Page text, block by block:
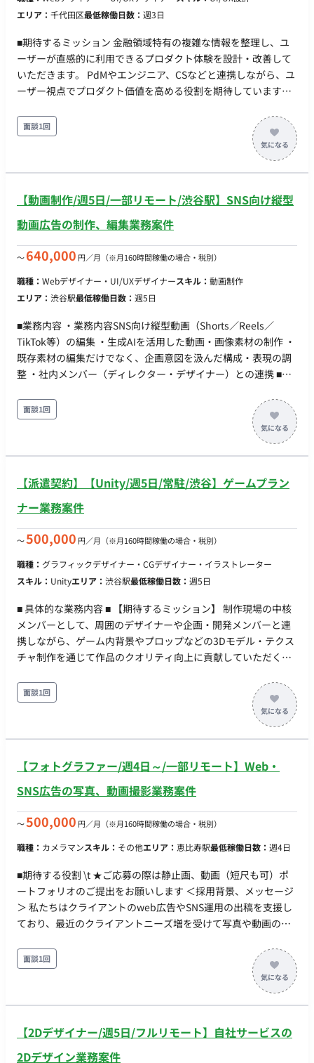
エリア： 千代田区最低稼働日数： 週3日
■期待するミッション 金融領域特有の複雑な情報を整理し、ユ
ーザーが直感的に利用できるプロダクト体験を設計・改善して
いただきます。 PdMやエンジニア、CSなどと連携しながら、ユ
ーザー視点でプロダクト価値を高める役割を期待しています。
設計、ワイヤーフレーム作成、プロトタイプ制作 ・ユーザーテ
ストを踏まえたデザイン改善 ・デザインシステムの構築サポー
ト、運用 ・PdM、エンジニアとの仕様調整 ・ユーザーフィード
バックをもとにした改善提案 ・競合調査、市場調査をもとにし
カスタマーサクセスメンバー ・デザイナー ■働き方 ・稼働量：
週3日～（応相談） ・リモート稼働：可能 ※日本語と英語での
面談1回
【動画制作/週5日/一部リモート/渋谷駅】SNS向け縦型
動画広告の制作、編集業務案件
〜640,000 円／月 （※月160時間稼働の場合・税別）
職種： Webデザイナー・UI/UXデザイナースキル： 動画制作
エリア： 渋谷駅最低稼働日数： 週5日
■業務内容 ・業務内容SNS向け縦型動画（Shorts／Reels／
TikTok等）の編集 ・生成AIを活用した動画・画像素材の制作 ・
既存素材の編集だけでなく、企画意図を汲んだ構成・表現の調
整 ・社内メンバー（ディレクター・デザイナー）との連携 ■環
※社内独自ツールあり ※生成AIの知見があり、新しいツールを
キャッチアップできれば入社後習得でもOK ■稼働条件 ・開始
日：2月、遅くとも3月には参画できる方 ・リモート：火木リモ
ート、月水金渋谷オフィス出社
面談1回
【派遣契約】【Unity/週5日/常駐/渋谷】ゲームプラン
ナー業務案件
〜500,000 円／月 （※月160時間稼働の場合・税別）
職種： グラフィックデザイナー・CGデザイナー・イラストレーター
スキル： Unityエリア： 渋谷駅最低稼働日数： 週5日
■ 具体的な業務内容 ■ 【期待するミッション】 制作現場の中核
メンバーとして、周囲のデザイナーや企画・開発メンバーと連
携しながら、ゲーム内背景やプロップなどの3Dモデル・テクス
チャ制作を通じて作品のクオリティ向上に貢献していただくこ
プロップ制作】 ゲーム内に登場する背景やプロップ等の3Dモデ
ル、テクスチャの制作を行っていただきます。 【ゲームエンジ
ンへの組み込み・設定】 Unity等のゲームエンジンへの組み込
み、ライティング、環境効果（ポストプロセス等）の設定を通
・契約形態：派遣契約 （週20時間以上のため、社会保険加入必
須） ・稼働量：週5日 稼働曜日：月～金（土日祝日休み） 稼働
11時で時差出勤の相談可 ・働き方：常駐（東京都渋谷区） ・交
動 ・その他 月末締め、25日支払い
面談1回
【フォトグラファー/週4日～/一部リモート】Web・
SNS広告の写真、動画撮影業務案件
〜500,000 円／月 （※月160時間稼働の場合・税別）
職種： カメラマンスキル： その他エリア： 恵比寿駅最低稼働日数： 週4日
■期待する役割 \t ★ご応募の際は静止画、動画（短尺も可）ポ
ートフォリオのご提出をお願いします ＜採用背景、メッセージ
＞ 私たちはクライアントのweb広告やSNS運用の出稿を支援し
ており、最近のクライアントニーズ増を受けて写真や動画の撮
ラマンを中心に少数精鋭で案件を動かしていますが、チーム強
化のため、新たな視点を持つパートナーを募集します。 SNSや
Web広告というスピード感のあるフィールドで、表現の力を使
ってクライアントの課題を解決する。 時代の最前線で求められ
フォトグラファー/ビデオグラファーとして、共にクリエイティ
ブの核をリードしていきませんか？ ■業務内容 ・写真、動画の
面談1回
【2Dデザイナー/週5日/フルリモート】自社サービスの
2Dデザイン業務案件